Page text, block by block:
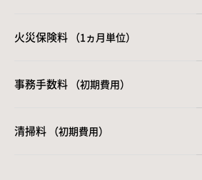
火災保険料 （1ヵ月単位）
事務手数料 （初期費用）
清掃料 （初期費用）